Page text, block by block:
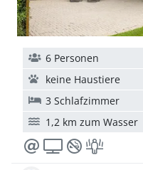
6 Personen
keine Haustiere
3 Schlafzimmer
1,2 km zum Wasser